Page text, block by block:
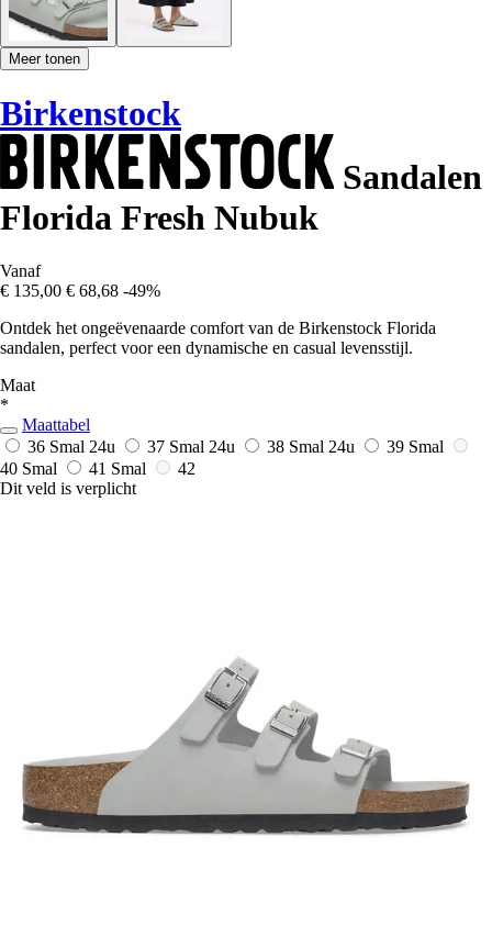
Meer tonen
Birkenstock
Sandalen
Florida Fresh Nubuk
Vanaf
€ 135,00 € 68,68 -49%
Ontdek het ongeëvenaarde comfort van de Birkenstock Florida
sandalen, perfect voor een dynamische en casual levensstijl.
Maat
*
Maattabel
36 Smal 24u 37 Smal 24u 38 Smal 24u
39 Smal
40 Smal
41 Smal
42
Dit veld is verplicht